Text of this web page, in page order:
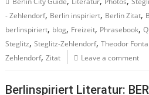
- Zehlendorf, Berlin inspiriert, Berlin Zitat,
berlinspiriert, blog, Freizeit, Phrasebook,
Steglitz,Steglitz-Zehlendorf,Theodor
Zehlendorf,Zitat Leave a comment
Berlinspiriert Literatur: